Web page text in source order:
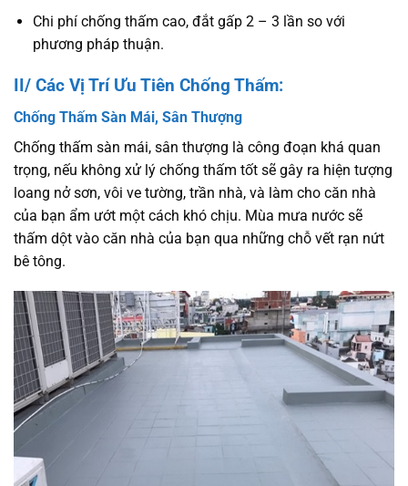
Chi phí chống thấm cao, đắt gấp 2 – 3 lần so với
phương pháp thuận.
II/ Các Vị Trí Ưu Tiên Chống Thấm:
Chống Thấm Sàn Mái, Sân Thượng
Chống thấm sàn mái, sân thượng là công đoạn khá quan
trọng, nếu không xử lý chống thấm tốt sẽ gây ra hiện tượng
loang nở sơn, vôi ve tường, trần nhà, và làm cho căn nhà
của bạn ẩm ướt một cách khó chịu. Mùa mưa nước sẽ
thấm dột vào căn nhà của bạn qua những chỗ vết rạn nứt
bê tông.